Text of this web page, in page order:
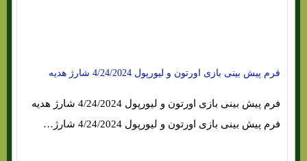
فرم پیش بینی بازی اورتون و لیورپول 4/24/2024 شارژ هدیه
فرم پیش بینی بازی اورتون و لیورپول 4/24/2024 شارژ هدیه
فرم پیش بینی بازی اورتون و لیورپول 4/24/2024 شارژ…